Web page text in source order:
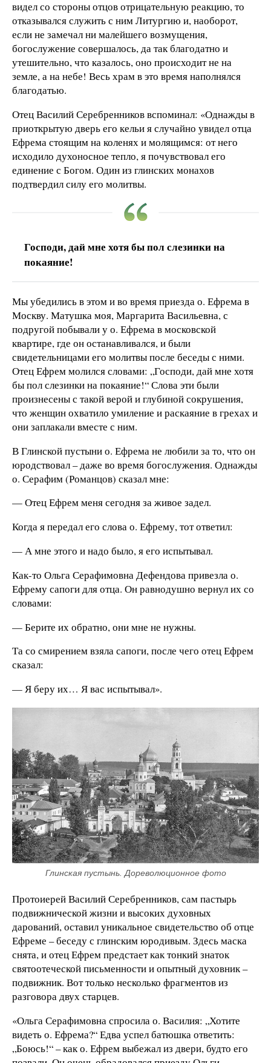
видел со стороны отцов отрицательную реакцию, то
отказывался служить с ним Литургию и, наоборот,
если не замечал ни малейшего возмущения,
богослужение совершалось, да так благодатно и
утешительно, что казалось, оно происходит не на
земле, а на небе! Весь храм в это время наполнялся
благодатью.
Отец Василий Серебренников вспоминал: «Однажды в
приоткрытую дверь его кельи я случайно увидел отца
Ефрема стоящим на коленях и молящимся: от него
исходило духоносное тепло, я почувствовал его
единение с Богом. Один из глинских монахов
подтвердил силу его молитвы.
Господи, дай мне хотя бы пол слезинки на
покаяние!
Мы убедились в этом и во время приезда о. Ефрема в
Москву. Матушка моя, Маргарита Васильевна, с
подругой побывали у о. Ефрема в московской
квартире, где он останавливался, и были
свидетельницами его молитвы после беседы с ними.
Отец Ефрем молился словами: „Господи, дай мне хотя
бы пол слезинки на покаяние!“ Слова эти были
произнесены с такой верой и глубиной сокрушения,
что женщин охватило умиление и раскаяние в грехах и
они заплакали вместе с ним.
В Глинской пустыни о. Ефрема не любили за то, что он
юродствовал – даже во время богослужения. Однажды
о. Серафим (Романцов) сказал мне:
— Отец Ефрем меня сегодня за живое задел.
Когда я передал его слова о. Ефрему, тот ответил:
— А мне этого и надо было, я его испытывал.
Как-то Ольга Серафимовна Дефендова привезла о.
Ефрему сапоги для отца. Он равнодушно вернул их со
словами:
— Берите их обратно, они мне не нужны.
Та со смирением взяла сапоги, после чего отец Ефрем
сказал:
— Я беру их… Я вас испытывал».
Глинская пустынь. Дореволюционное фото
Протоиерей Василий Серебренников, сам пастырь
подвижнической жизни и высоких духовных
дарований, оставил уникальное свидетельство об отце
Ефреме – беседу с глинским юродивым. Здесь маска
снята, и отец Ефрем предстает как тонкий знаток
святоотеческой письменности и опытный духовник –
подвижник. Вот только несколько фрагментов из
разговора двух старцев.
«Ольга Серафимовна спросила о. Василия: „Хотите
видеть о. Ефрема?“ Едва успел батюшка ответить:
„Боюсь!“ – как о. Ефрем выбежал из двери, будто его